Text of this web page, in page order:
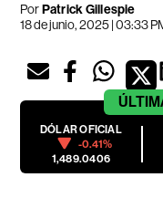
PorPatrick Gillespie
18 de junio, 2025 | 03:33
DÓLAR OFICIAL
-0.41%
1,489.0406